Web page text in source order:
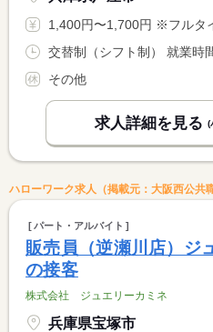
1,400円〜1,700円 ※フルタイム求人の場合は月額（換算
その他
求人詳細を見る (
ハローワーク求人（掲載元：大阪西公共
パート・アルバイト
販売員（逆瀬川店）ジ
の接客
株式会社 ジュエリーカミネ
兵庫県宝塚市